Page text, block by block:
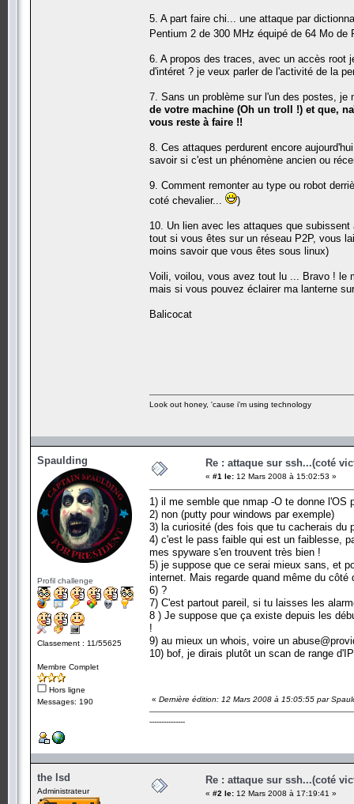
5. A part faire chi... une attaque par
Pentium 2 de 300 MHz équipé de 64 Mo
6. A propos des traces, avec un accès root
d'intéret ? je veux parler de l'activité de la
7. Sans un problème sur l'un des postes,
de votre machine (Oh un troll !) et que,
vous reste à faire !!
8. Ces attaques perdurent encore
savoir si c'est un phénomène ancien ou
9. Comment remonter au type ou robot
coté chevalier...
)
10. Un lien avec les attaques que
tout si vous êtes sur un réseau P2P, vous
moins savoir que vous êtes sous linux)
Voili, voilou, vous avez tout lu ... Bravo ! le
mais si vous pouvez éclairer ma lanterne
Balicocat
Look out honey, 'cause i'm using technology
Spaulding
Profil challenge
Classement : 11/55625
Membre Complet
Hors ligne
Messages: 190
Re : attaque sur ssh...(coté
« #1 le: 12 Mars 2008 à 15:02:53 »
1) il me semble que nmap -O te donne l'OS
2) non (putty pour windows par exemple)
3) la curiosité (des fois que tu cacherais du
4) c'est le pass faible qui est un faiblesse,
mes spyware s'en trouvent très bien !
5) je suppose que ce serai mieux sans, et
internet. Mais regarde quand même du
6) ?
7) C'est partout pareil, si tu laisses les
8 ) Je suppose que ça existe depuis les
!
9) au mieux un whois, voire un
10) bof, je dirais plutôt un scan de range
« Dernière édition: 12 Mars 2008 à 15:05:55 par
---------------
the lsd
Administrateur
Re : attaque sur ssh...(coté
« #2 le: 12 Mars 2008 à 17:19:41 »